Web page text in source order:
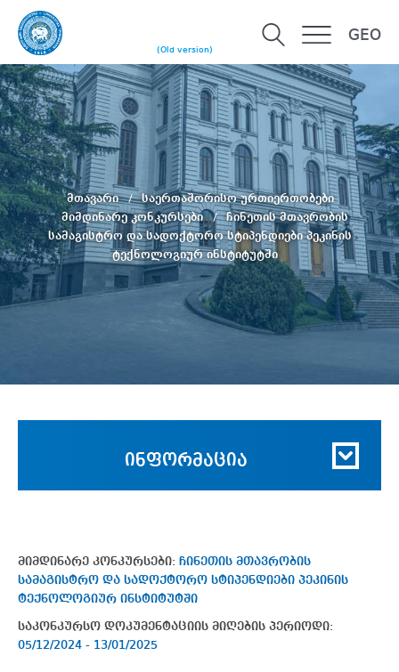
(Old version)
GEO
მთავარი
საერთაშორისო ურთიერთობები
მიმდინარე კონკურსები
ჩინეთის მთავრობის
სამაგისტრო და სადოქტორო სტიპენდიები პეკინის
ტექნოლოგიურ ინსტიტუტში
ინფორმაცია
მიმდინარე კონკურსები: ჩინეთის მთავრობის
სამაგისტრო და სადოქტორო სტიპენდიები პეკინის
ტექნოლოგიურ ინსტიტუტში
საკონკურსო დოკუმენტაციის მიღების პერიოდი:
05/12/2024 - 13/01/2025